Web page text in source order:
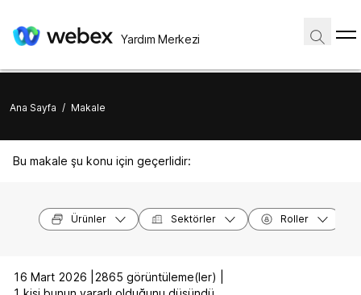
Yardım Merkezi
Ana Sayfa / Makale
Bu makale şu konu için geçerlidir:
Ürünler Sektörler Roller
16 Mart 2026 |
2865 görüntüleme(ler) |